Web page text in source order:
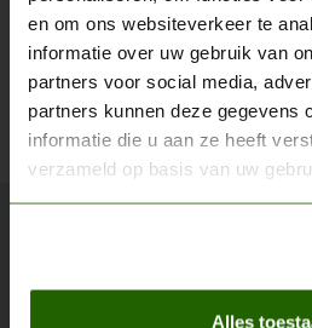
en om ons websiteverkeer te
informatie over uw gebruik van
partners voor social media,
partners kunnen deze gegevens
informatie die u aan ze heeft
verzameld op basis van uw
Alles
Abonneer je op
Blijf op de hoogte over
Alles voor je miniature wargaming